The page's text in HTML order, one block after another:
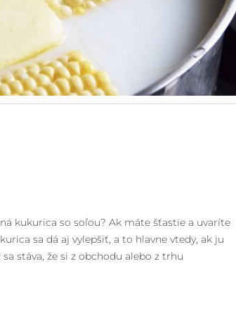
kukurica so soľou? Ak máte šťastie a uvaríte
sa dá aj vylepšiť, a to hlavne vtedy, ak ju
stáva, že si z obchodu alebo z trhu